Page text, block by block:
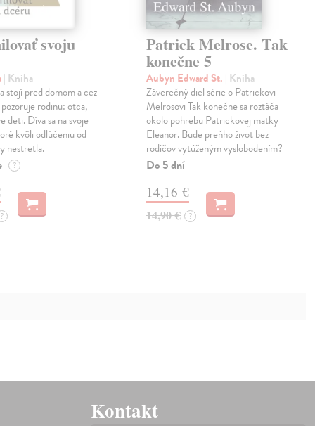
svoju
| Kniha
stojí pred domom a cez
rodinu: otca,
deti. Díva sa na svoje
kvôli odlúčeniu od
nestretla.
?
?
Patrick Melrose. Tak
konečne 5
Aubyn Edward St. | Kniha
Záverečný diel série o Patrickovi
Melrosovi Tak konečne sa roztáča
okolo pohrebu Patrickovej matky
Eleanor. Bude preňho život bez
rodičov vytúženým vyslobodením?
Do 5 dní
14,16 €
14,90 € ?
Kontakt